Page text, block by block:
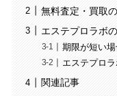
無料査定・買取
エステプロラボ
期限が短い
エステプロ
関連記事